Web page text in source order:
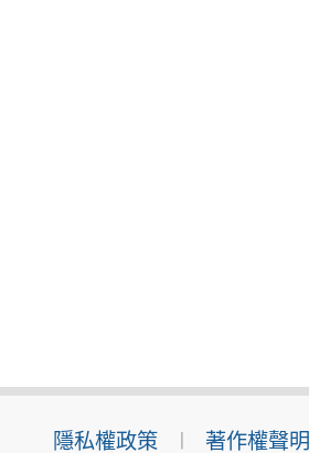
隱私權政策 著作權聲明